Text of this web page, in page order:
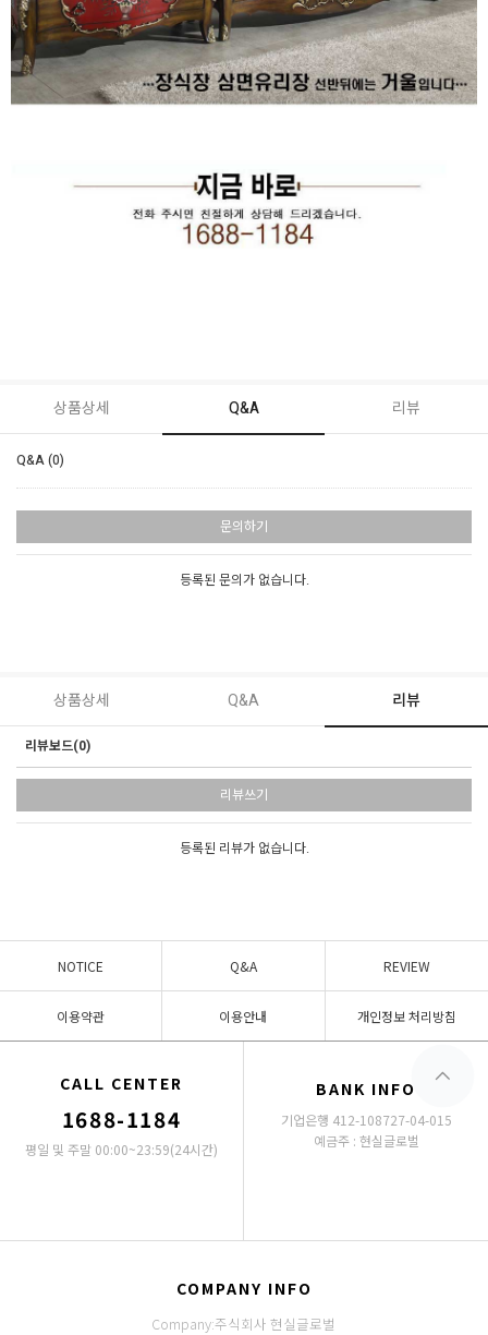
상품상세 Q&A 리뷰
Q&A (0)
문의하기
등록된 문의가 없습니다.
상품상세 Q&A 리뷰
리뷰보드(0)
리뷰쓰기
등록된 리뷰가 없습니다.
NOTICE Q&A REVIEW
이용약관 이용안내 개인정보 처리방침
CALL CENTER
1688-1184
평일 및 주말 00:00~23:59(24시간)
BANK INFO
기업은행 412-108727-04-015
예금주 : 현실글로벌
COMPANY INFO
Company:주식회사 현실글로벌